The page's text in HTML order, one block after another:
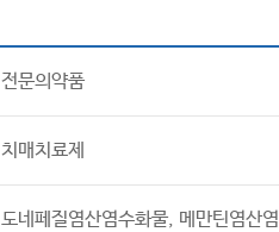
전문의약품
치매치료제
도네페질염산염수화물, 메만틴염산염